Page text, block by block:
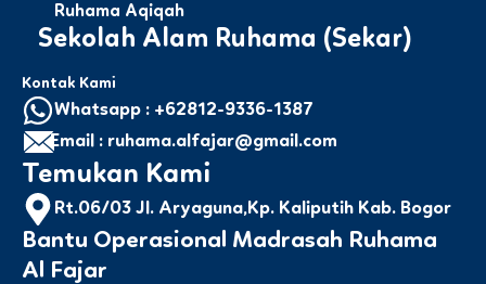
Ruhama Aqiqah
Sekolah Alam Ruhama (Sekar)
Kontak Kami
Whatsapp : +62812-9336-1387
Email : ruhama.alfajar@gmail.com
Temukan Kami
Rt.06/03 Jl. Aryaguna,Kp. Kaliputih Kab. Bogor
Bantu Operasional Madrasah Ruhama
Al Fajar